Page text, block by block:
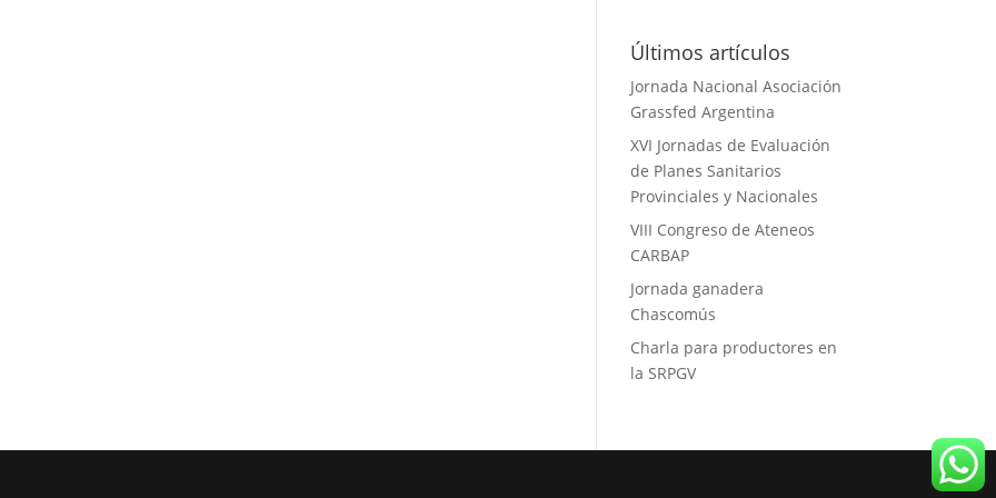
Últimos artículos
Jornada Nacional Asociación
Grassfed Argentina
XVI Jornadas de Evaluación
de Planes Sanitarios
Provinciales y Nacionales
VIII Congreso de Ateneos
CARBAP
Jornada ganadera
Chascomús
Charla para productores en
la SRPGV